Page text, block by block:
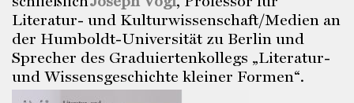
Literatur- und Kulturwissenschaft/Medien an
der Humboldt-Universität zu Berlin und
Sprecher des Graduiertenkollegs „Literatur-
und Wissensgeschichte kleiner Formen“.